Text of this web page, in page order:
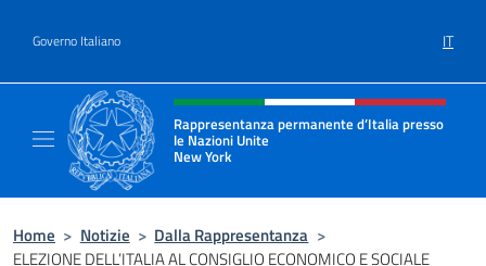
Governo Italiano IT
Intestazione sito, social e menù
Rappresentanza permanente d’Italia presso
le Nazioni Unite
New York
Il sito ufficiale della Rappresentanza
Home > Notizie > Dalla Rappresentanza >
ELEZIONE DELL’ITALIA AL CONSIGLIO ECONOMICO E SOCIALE